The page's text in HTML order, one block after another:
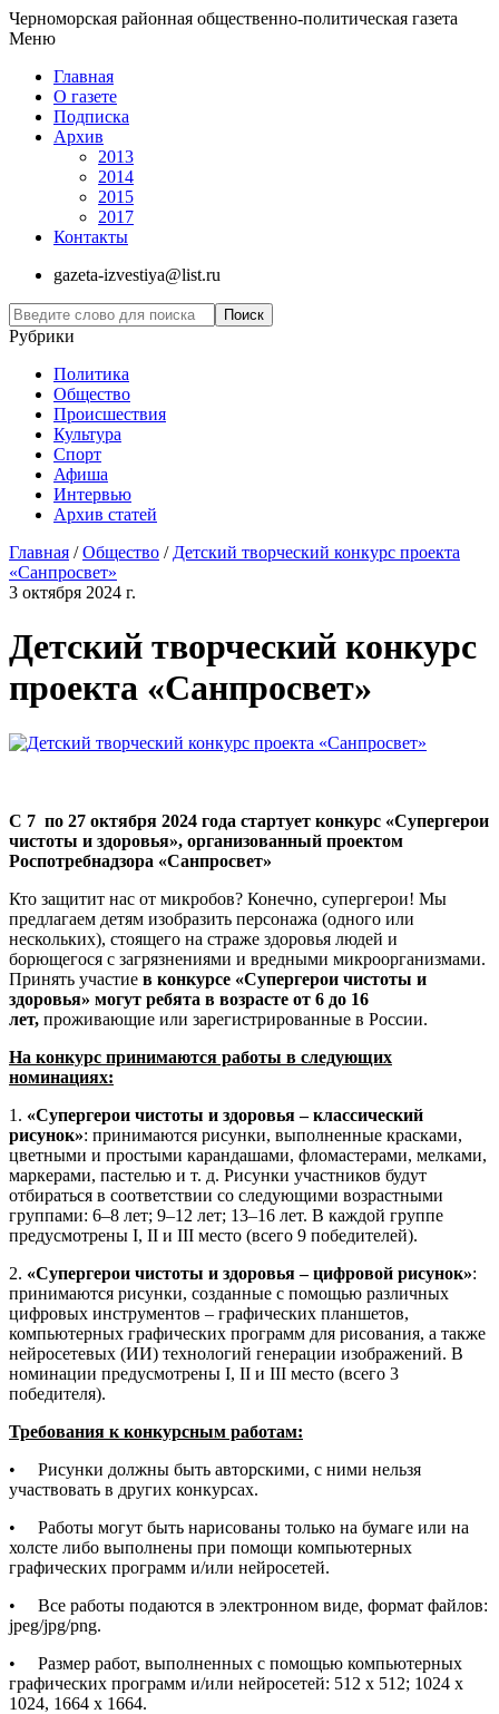
Черноморская районная общественно-политическая газета
Меню
Главная
О газете
Подписка
Архив
2013
2014
2015
2017
Контакты
gazeta-izvestiya@list.ru
Рубрики
Политика
Общество
Проиcшествия
Культура
Спорт
Афиша
Интервью
Архив статей
Главная /Общество / Детский творческий конкурс проекта
«Санпросвет»
3 октября 2024 г.
Детский творческий конкурс
проекта «Санпросвет»
С 7 по 27 октября 2024 года стартует конкурс «Супергерои
чистоты и здоровья», организованный проектом
Роспотребнадзора «Санпросвет»
Кто защитит нас от микробов? Конечно, супергерои! Мы
предлагаем детям изобразить персонажа (одного или
нескольких), стоящего на страже здоровья людей и
борющегося с загрязнениями и вредными микроорганизмами.
Принять участие в конкурсе «Супергерои чистоты и
здоровья» могут ребята в возрасте от 6 до 16
лет, проживающие или зарегистрированные в России.
На конкурс принимаются работы в следующих
номинациях:
1. «Супергерои чистоты и здоровья – классический
рисунок»: принимаются рисунки, выполненные красками,
цветными и простыми карандашами, фломастерами, мелками,
маркерами, пастелью и т. д. Рисунки участников будут
отбираться в соответствии со следующими возрастными
группами: 6–8 лет; 9–12 лет; 13–16 лет. В каждой группе
предусмотрены I, II и III место (всего 9 победителей).
2. «Супергерои чистоты и здоровья – цифровой рисунок»:
принимаются рисунки, созданные с помощью различных
цифровых инструментов – графических планшетов,
компьютерных графических программ для рисования, а также
нейросетевых (ИИ) технологий генерации изображений. В
номинации предусмотрены I, II и III место (всего 3
победителя).
Требования к конкурсным работам:
• Рисунки должны быть авторскими, с ними нельзя
участвовать в других конкурсах.
• Работы могут быть нарисованы только на бумаге или на
холсте либо выполнены при помощи компьютерных
графических программ и/или нейросетей.
• Все работы подаются в электронном виде, формат файлов:
jpeg/jpg/png.
• Размер работ, выполненных с помощью компьютерных
графических программ и/или нейросетей: 512 x 512; 1024 x
1024, 1664 x 1664.